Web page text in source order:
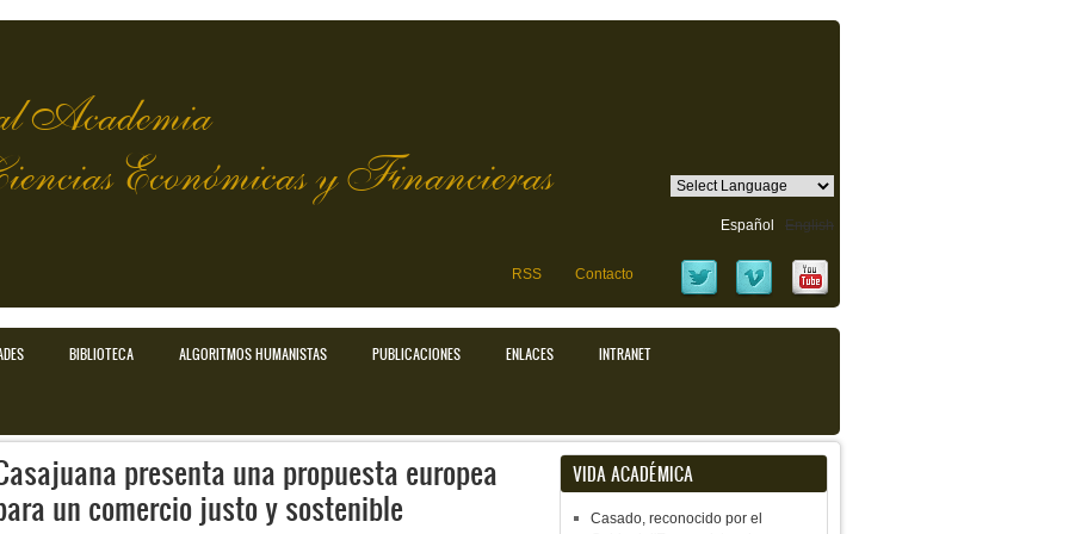
Academia
Económicas y Financieras
Español English
RSS Contacto
BIBLIOTECA ALGORITMOS HUMANISTAS PUBLICACIONES ENLACES INTRANET
presenta una propuesta europea
un comercio justo y sostenible
VIDA ACADÉMICA
Casado, reconocido por el